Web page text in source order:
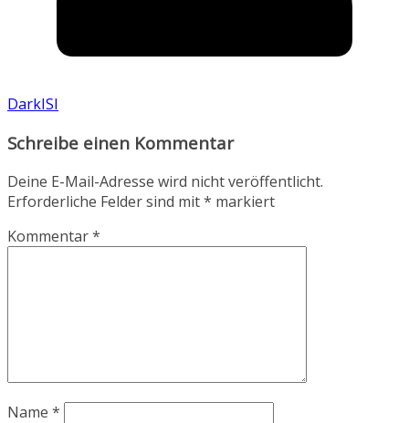
DarkISI
Schreibe einen Kommentar
Deine E-Mail-Adresse wird nicht veröffentlicht.
Erforderliche Felder sind mit* markiert
Kommentar*
Name *